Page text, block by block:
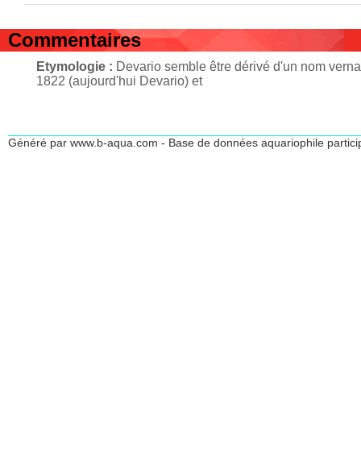
Commentaires
Etymologie : Devario semble être dérivé d'un nom
1822 (aujourd'hui Devario) et
Généré par www.b-aqua.com - Base de données aquariophile